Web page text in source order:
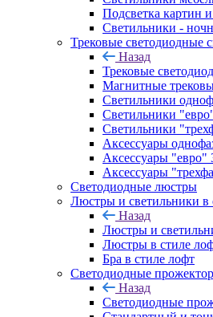
Подсветка картин и
Светильники -
Трековые светодиодные
Назад
Трековые
Магнитные
Светильники
Светильники
Светильники
Аксессуары
Аксессуары "евро"
Аксессуары
Светодиодные люстры
Люстры и светильники в
Назад
Люстры и
Люстры в стиле
Бра в стиле лофт
Светодиодные
Назад
Светодиодные